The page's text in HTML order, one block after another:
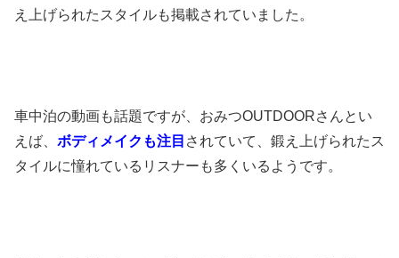
え上げられたスタイルも掲載されていました。
車中泊の動画も話題ですが、おみつOUTDOORさんとい
えば、 ボディメイクも注目 されていて、鍛え上げられたス
タイルに憧れているリスナーも多くいるようです。